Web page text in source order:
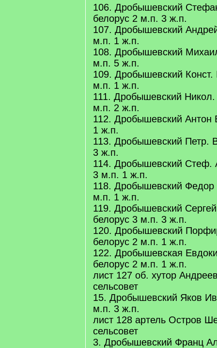
106. Дробышевский
белорус 2 м.п. 3 ж.п.
107. Дробышевский
м.п. 1 ж.п.
108. Дробышевский
м.п. 5 ж.п.
109. Дробышевский Конст.
м.п. 1 ж.п.
111. Дробышевский Никол.
м.п. 2 ж.п.
112. Дробышевский Антон
1 ж.п.
113. Дробышевский Петр.
3 ж.п.
114. Дробышевский Стеф.
3 м.п. 1 ж.п.
118. Дробышевский
м.п. 1 ж.п.
119. Дробышевский
белорус 3 м.п. 3 ж.п.
120. Дробышевский
белорус 2 м.п. 1 ж.п.
122. Дробышевская
белорус 2 м.п. 1 ж.п.
лист 127 об. хутор
сельсовет
15. Дробышевский Яков
м.п. 3 ж.п.
лист 128 артель Остров
сельсовет
3. Дробышевский Франц